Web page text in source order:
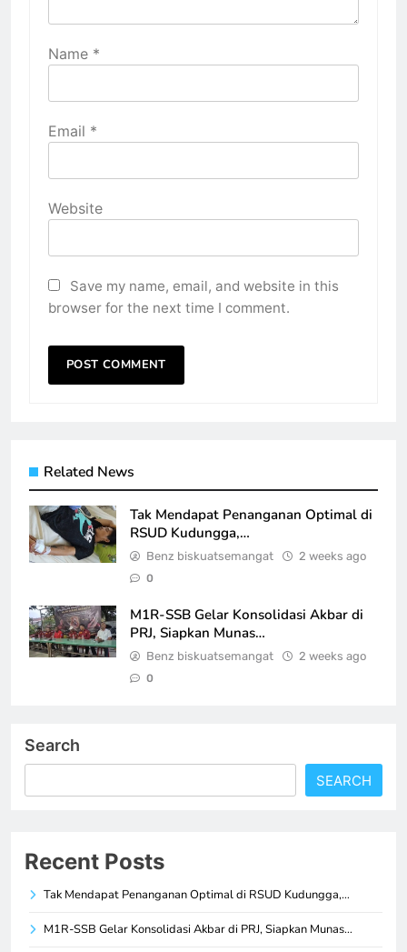
Name *
Email *
Website
Save my name, email, and website in this
browser for the next time I comment.
Related News
Tak Mendapat Penanganan Optimal di
RSUD Kudungga,…
Benz biskuatsemangat 2 weeks ago
0
M1R-SSB Gelar Konsolidasi Akbar di
PRJ, Siapkan Munas…
Benz biskuatsemangat 2 weeks ago
0
Search
SEARCH
Recent Posts
Tak Mendapat Penanganan Optimal di RSUD Kudungga,…
M1R-SSB Gelar Konsolidasi Akbar di PRJ, Siapkan Munas…